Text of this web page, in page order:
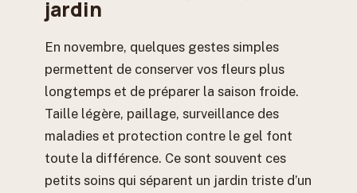
jardin
En novembre, quelques gestes simples
permettent de conserver vos fleurs plus
longtemps et de préparer la saison froide.
Taille légère, paillage, surveillance des
maladies et protection contre le gel font
toute la différence. Ce sont souvent ces
petits soins qui séparent un jardin triste d’un